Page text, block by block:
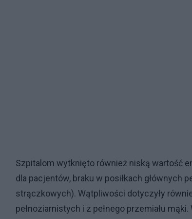
Szpitalom wytknięto również niską wartość
dla pacjentów, braku w posiłkach głównych
strączkowych). Wątpliwości dotyczyły
pełnoziarnistych i z pełnego przemiału